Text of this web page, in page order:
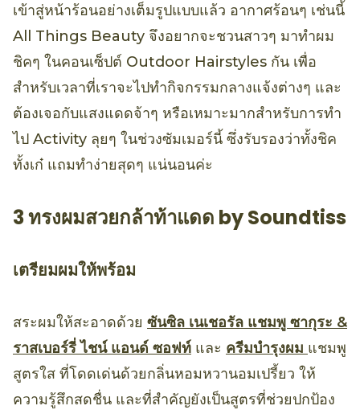
เข้าสู่หน้าร้อนอย่างเต็มรูปแบบแล้ว อากาศร้อนๆ เช่นนี้
All Things Beauty จึงอยากจะชวนสาวๆ มาทำผม
ชิคๆ ในคอนเซ็ปต์ Outdoor Hairstyles กัน เพื่อ
สำหรับเวลาที่เราจะไปทำกิจกรรมกลางแจ้งต่างๆ และ
ต้องเจอกับแสงแดดจ้าๆ หรือเหมาะมากสำหรับการทำ
ไป Activity ลุยๆ ในช่วงซัมเมอร์นี้ ซึ่งรับรองว่าทั้งชิค
ทั้งเก๋ แถมทำง่ายสุดๆ แน่นอนค่ะ
3 ทรงผมสวยกล้าท้าแดด by Soundtiss
เตรียมผมให้พร้อม
สระผมให้สะอาดด้วย ซันซิล เนเชอรัล แชมพู ซากุระ &
ราสเบอร์รี่ ไชน์ แอนด์ ซอฟท์ และ ครีมบำรุงผม แชมพู
สูตรใส ที่โดดเด่นด้วยกลิ่นหอมหวานอมเปรี้ยว ให้
ความรู้สึกสดชื่น และที่สำคัญยังเป็นสูตรที่ช่วยปกป้อง